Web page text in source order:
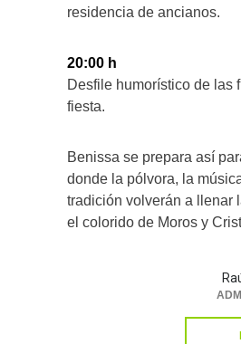
residencia de ancianos.
20:00 h
Desfile humorístico de las
fiesta.
Benissa se prepara así
donde la pólvora, la
tradición volverán a llenar
el colorido de Moros y